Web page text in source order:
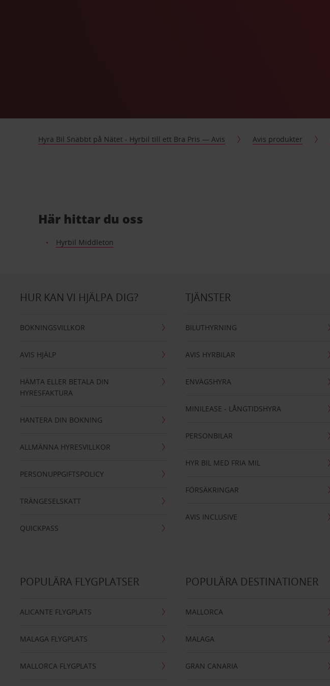
Hyra Bil Snabbt på Nätet - Hyrbil till ett Bra Pris — Avis Avis produkter
Här hittar du oss
Hyrbil Middleton
HUR KAN VI HJÄLPA DIG?
BOKNINGSVILLKOR
AVIS HJÄLP
HÄMTA ELLER BETALA DIN
HYRESFAKTURA
HANTERA DIN BOKNING
ALLMÄNNA HYRESVILLKOR
PERSONUPPGIFTSPOLICY
TRÄNGESELSKATT
QUICKPASS
TJÄNSTER
BILUTHYRNING
AVIS HYRBILAR
ENVÄGSHYRA
MINILEASE - LÅNGTIDSHYRA
PERSONBILAR
HYR BIL MED FRIA MIL
FÖRSÄKRINGAR
AVIS INCLUSIVE
POPULÄRA FLYGPLATSER
ALICANTE FLYGPLATS
MALAGA FLYGPLATS
MALLORCA FLYGPLATS
POPULÄRA DESTINATIONER
MALLORCA
MALAGA
GRAN CANARIA